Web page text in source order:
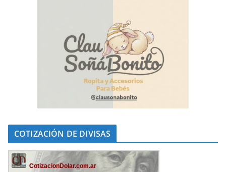
COTIZACIÓN DE DIVISAS